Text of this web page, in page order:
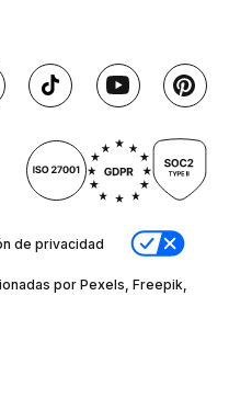
de privacidad
por Pexels, Freepik,